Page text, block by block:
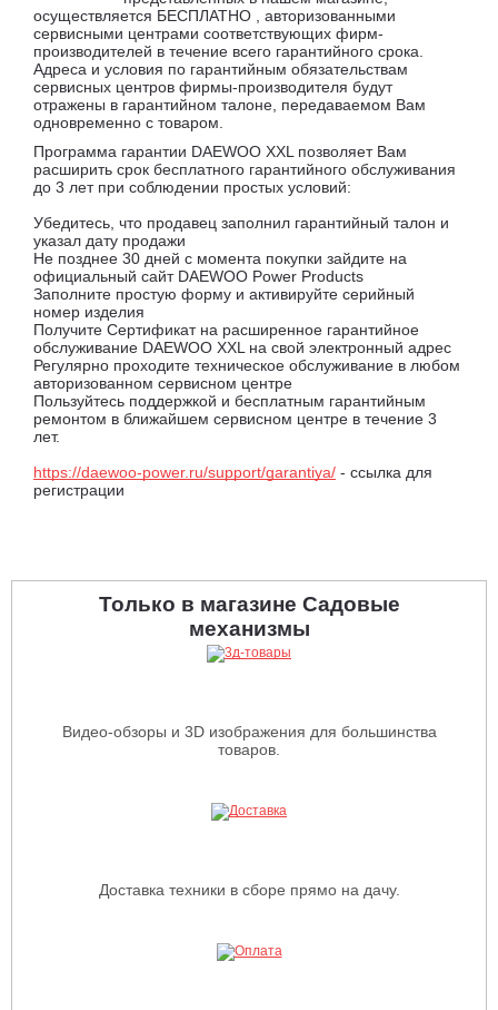
осуществляется БЕСПЛАТНО , авторизованными
сервисными центрами соответствующих фирм-
производителей в течение всего гарантийного срока.
Адреса и условия по гарантийным обязательствам
сервисных центров фирмы-производителя будут
отражены в гарантийном талоне, передаваемом Вам
одновременно с товаром.
Программа гарантии DAEWOO XXL позволяет Вам
расширить срок бесплатного гарантийного обслуживания
до 3 лет при соблюдении простых условий:
Убедитесь, что продавец заполнил гарантийный талон и
указал дату продажи
Не позднее 30 дней с момента покупки зайдите на
официальный сайт DAEWOO Power Products
Заполните простую форму и активируйте серийный
номер изделия
Получите Сертификат на расширенное гарантийное
обслуживание DAEWOO XXL на свой электронный адрес
Регулярно проходите техническое обслуживание в любом
авторизованном сервисном центре
Пользуйтесь поддержкой и бесплатным гарантийным
ремонтом в ближайшем сервисном центре в течение 3
лет.
https://daewoo-power.ru/support/garantiya/ - ссылка для
регистрации
Только в магазине Садовые
механизмы
Видео-обзоры и 3D изображения для большинства
товаров.
Доставка техники в сборе прямо на дачу.